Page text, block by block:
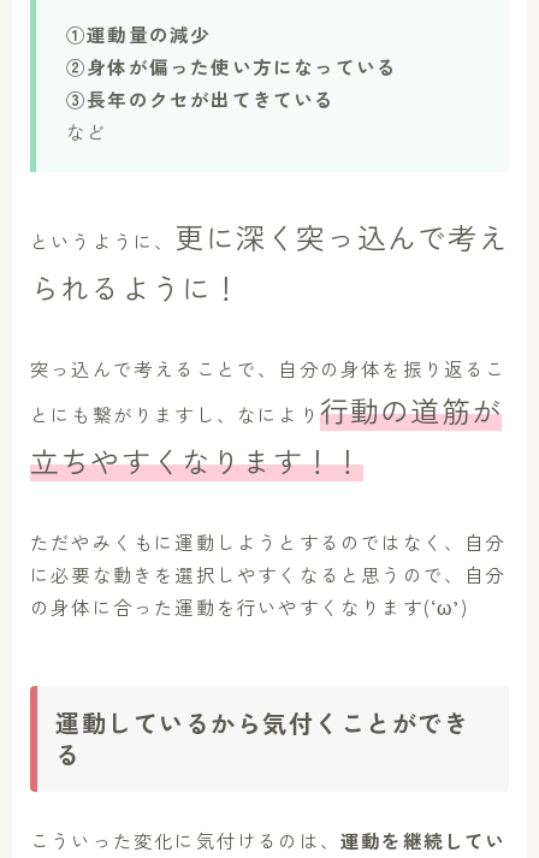
①運動量の減少
②身体が偏った使い方になっている
③長年のクセが出てきている
など
というように、 更に深く突っ込んで考え
られるように！
突っ込んで考えることで、自分の身体を振り返るこ
とにも繋がりますし、なにより 行動の道筋が
立ちやすくなります！！
ただやみくもに運動しようとするのではなく、自分
に必要な動きを選択しやすくなると思うので、自分
の身体に合った運動を行いやすくなります(‘ω’)
運動しているから気付くことができ
る
こういった変化に気付けるのは、 運動を継続してい